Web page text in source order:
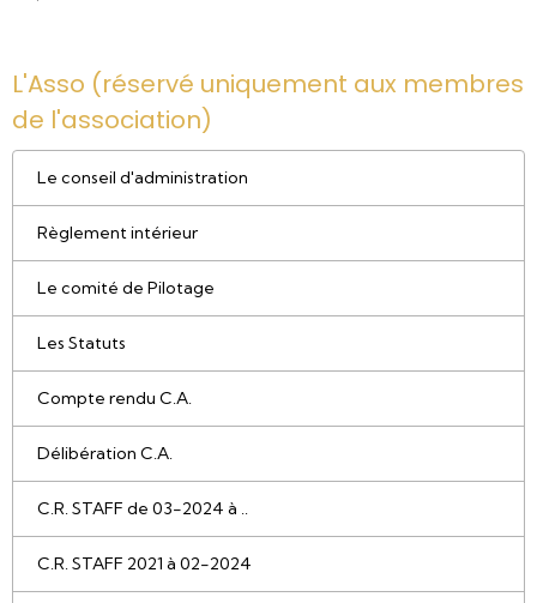
L'Asso (réservé uniquement aux membres
de l'association)